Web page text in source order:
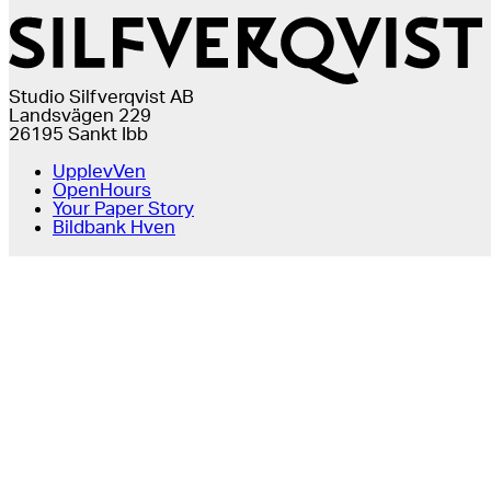
Studio Silfverqvist AB
Landsvägen 229
26195 Sankt Ibb
UpplevVen
OpenHours
Your Paper Story
Bildbank Hven